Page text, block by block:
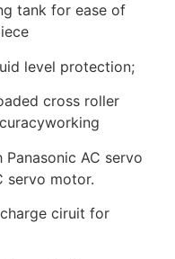
tank for ease of
level protection;
cross roller
AC servo
servo motor.
ciruit for